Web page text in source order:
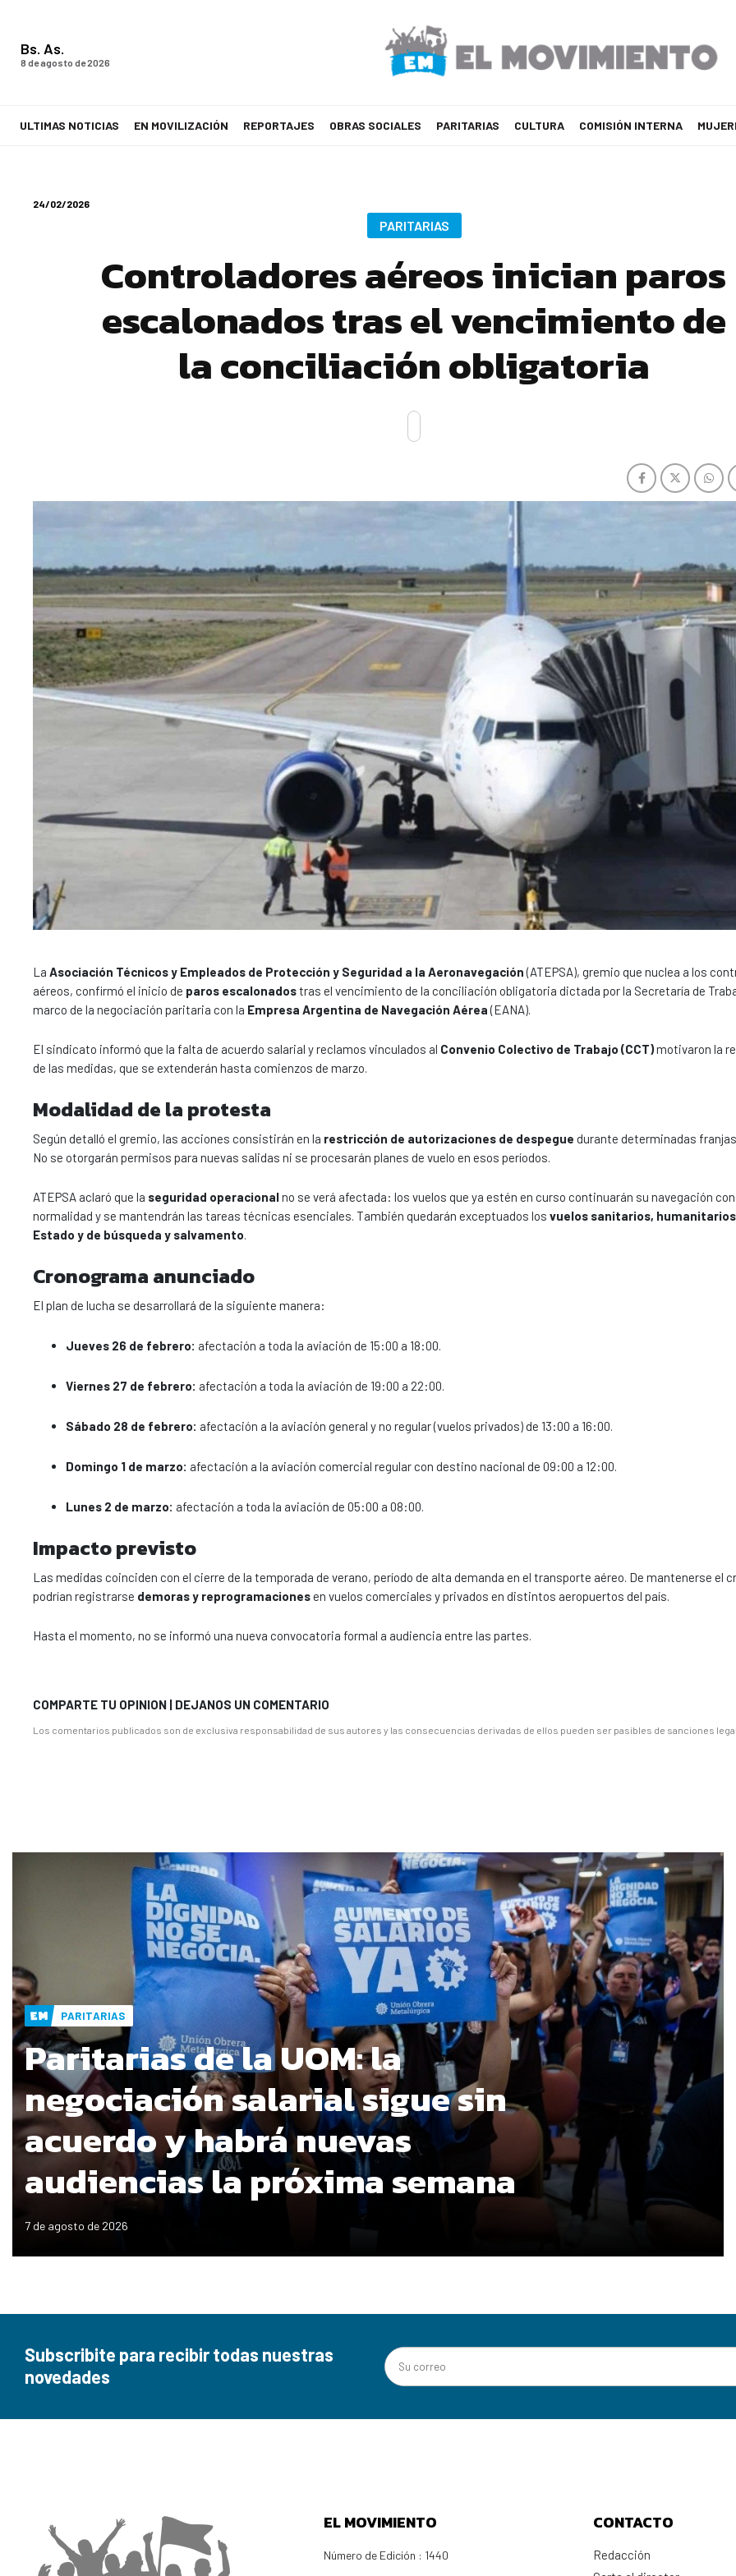
Bs. As.
8 de agosto de 2026
ULTIMAS NOTICIAS EN MOVILIZACIÓN REPORTAJES OBRAS SOCIALES PARITARIAS CULTURA COMISIÓN INTERNA
24/02/2026
PARITARIAS
Controladores aéreos inician paros
escalonados tras el vencimiento de
la conciliación obligatoria
La Asociación Técnicos y Empleados de Protección y Seguridad a la Aeronavegación(ATEPSA), gremio que nuclea a los
aéreos, confirmó el inicio de paros escalonadostras el vencimiento de la conciliación obligatoria dictada por la Secretaría de
marco de la negociación paritaria con la Empresa Argentina de Navegación Aérea(EANA).
El sindicato informó que la falta de acuerdo salarial y reclamos vinculados al Convenio Colectivo de Trabajo (CCT)motivaron la
de las medidas, que se extenderán hasta comienzos de marzo.
Modalidad de la protesta
Según detalló el gremio, las acciones consistirán en la restricción de autorizaciones de despegue durante determinadas
No se otorgarán permisos para nuevas salidas ni se procesarán planes de vuelo en esos períodos.
ATEPSA aclaró que la seguridad operacionalno se verá afectada: los vuelos que ya estén en curso continuarán su navegación con
normalidad y se mantendrán las tareas técnicas esenciales. También quedarán exceptuados los vuelos sanitarios,
Estado y de búsqueda y salvamento.
Cronograma anunciado
El plan de lucha se desarrollará de la siguiente manera:
Jueves 26 de febrero: afectación a toda la aviación de 15:00 a 18:00.
Viernes 27 de febrero: afectación a toda la aviación de 19:00 a 22:00.
Sábado 28 de febrero: afectación a la aviación general y no regular (vuelos privados) de 13:00 a 16:00.
Domingo 1 de marzo: afectación a la aviación comercial regular con destino nacional de 09:00 a 12:00.
Lunes 2 de marzo: afectación a toda la aviación de 05:00 a 08:00.
Impacto previsto
Las medidas coinciden con el cierre de la temporada de verano, período de alta demanda en el transporte aéreo. De mantenerse el
podrían registrarse demoras y reprogramacionesen vuelos comerciales y privados en distintos aeropuertos del país.
Hasta el momento, no se informó una nueva convocatoria formal a audiencia entre las partes.
COMPARTE TU OPINION | DEJANOS UN COMENTARIO
Los comentarios publicados son de exclusiva responsabilidad de sus autores y las consecuencias derivadas de ellos pueden ser pasibles de sanciones
PARITARIAS
Paritarias de la UOM: la
negociación salarial sigue sin
acuerdo y habrá nuevas
audiencias la próxima semana
7 de agosto de 2026
Subscribite para recibir todas nuestras
novedades
EL MOVIMIENTO
Número de Edición : 1440
CONTACTO
Redacción